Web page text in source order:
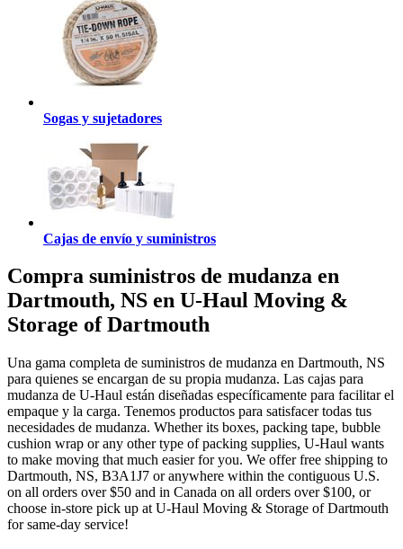
Sogas y sujetadores
Cajas de envío y suministros
Compra suministros de mudanza en
Dartmouth, NS en U-Haul Moving &
Storage of Dartmouth
Una gama completa de suministros de mudanza en Dartmouth, NS
para quienes se encargan de su propia mudanza. Las cajas para
mudanza de U-Haul están diseñadas específicamente para facilitar el
empaque y la carga. Tenemos productos para satisfacer todas tus
necesidades de mudanza. Whether its boxes, packing tape, bubble
cushion wrap or any other type of packing supplies, U-Haul wants
to make moving that much easier for you. We offer free shipping to
Dartmouth, NS, B3A1J7 or anywhere within the contiguous U.S.
on all orders over $50 and in Canada on all orders over $100, or
choose in-store pick up at U-Haul Moving & Storage of Dartmouth
for same-day service!